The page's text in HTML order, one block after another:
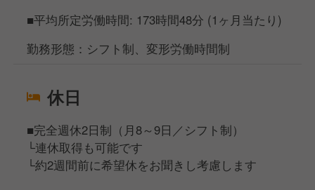
■平均所定労働時間: 173時間48分 (1ヶ月当たり)
勤務形態：シフト制、変形労働時間制
休日
■完全週休2日制（月8～9日／シフト制）
└連休取得も可能です
└約2週間前に希望休をお聞きし考慮します